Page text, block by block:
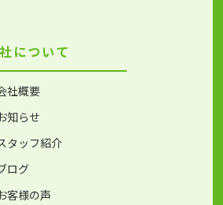
について
社概要
知らせ
タッフ紹介
ログ
客様の声